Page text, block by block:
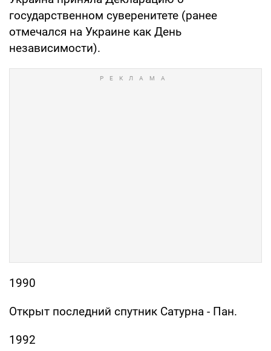
государственном суверенитете (ранее
отмечался на Украине как День
независимости).
1990
Открыт последний спутник Сатурна - Пан.
1992